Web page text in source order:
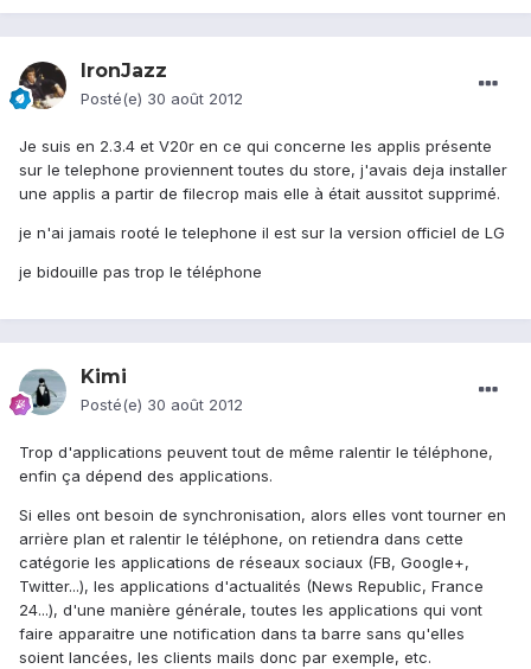
IronJazz
Posté(e) 30 août 2012
Je suis en 2.3.4 et V20r en ce qui concerne les applis présente
sur le telephone proviennent toutes du store, j'avais deja installer
une applis a partir de filecrop mais elle à était aussitot supprimé.
je n'ai jamais rooté le telephone il est sur la version officiel de LG
je bidouille pas trop le téléphone
Kimi
Posté(e) 30 août 2012
Trop d'applications peuvent tout de même ralentir le téléphone,
enfin ça dépend des applications.
Si elles ont besoin de synchronisation, alors elles vont tourner en
arrière plan et ralentir le téléphone, on retiendra dans cette
catégorie les applications de réseaux sociaux (FB, Google+,
Twitter...), les applications d'actualités (News Republic, France
24...), d'une manière générale, toutes les applications qui vont
faire apparaitre une notification dans ta barre sans qu'elles
soient lancées, les clients mails donc par exemple, etc.